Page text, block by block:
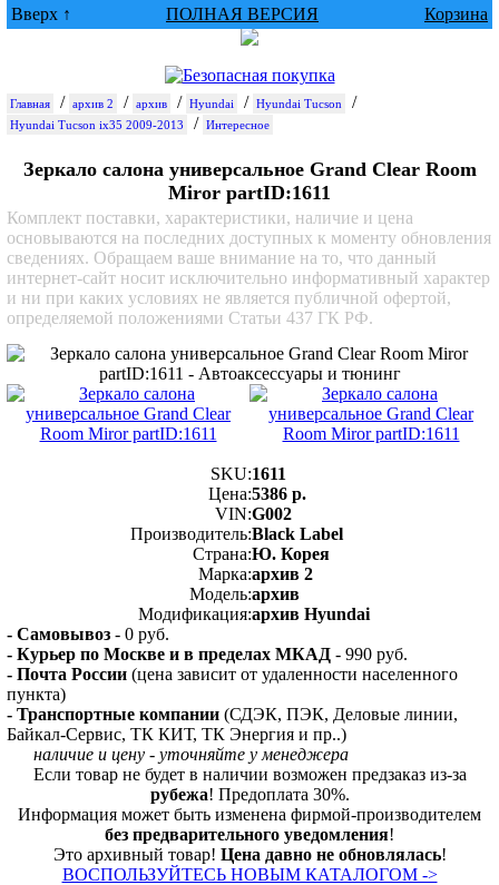
Вверх ↑ ПОЛНАЯ ВЕРСИЯ Корзина
Главная / архив 2 / архив / Hyundai / Hyundai Tucson /
Hyundai Tucson ix35 2009-2013 / Интересное
Зеркало салона универсальное Grand Clear Room
Miror partID:1611
Комплект поставки, характеристики, наличие и цена
основываются на последних доступных к моменту обновления
сведениях. Обращаем ваше внимание на то, что данный
интернет-сайт носит исключительно информативный характер
и ни при каких условиях не является публичной офертой,
определяемой положениями Статьи 437 ГК РФ.
SKU:1611
Цена:5386 р.
VIN:G002
Производитель:Black Label
Страна:Ю. Корея
Марка:архив 2
Модель:архив
Модификация:архив Hyundai
- Самовывоз - 0 руб.
- Курьер по Москве и в пределах МКАД - 990 руб.
- Почта России (цена зависит от удаленности населенного
пункта)
- Транспортные компании (СДЭК, ПЭК, Деловые линии,
Байкал-Сервис, ТК КИТ, ТК Энергия и пр..)
наличие и цену - уточняйте у менеджера
Если товар не будет в наличии возможен предзаказ из-за
рубежа! Предоплата 30%.
Информация может быть изменена фирмой-производителем
без предварительного уведомления!
Это архивный товар! Цена давно не обновлялась!
ВОСПОЛЬЗУЙТЕСЬ НОВЫМ КАТАЛОГОМ ->